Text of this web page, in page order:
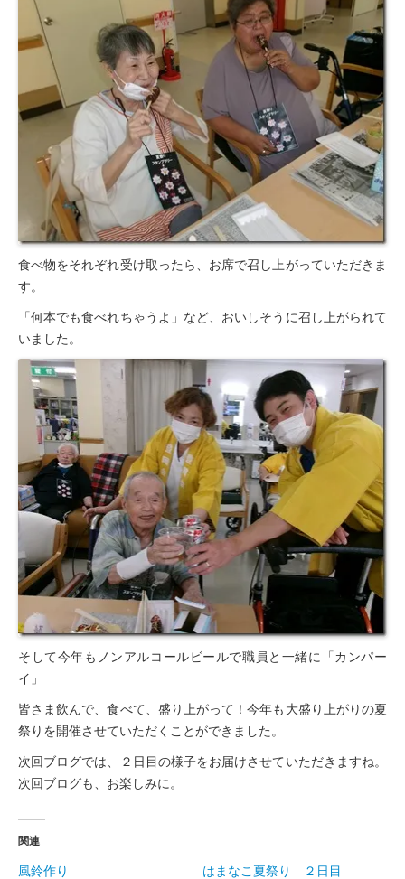
食べ物をそれぞれ受け取ったら、お席で召し上がっていただきま
す。
「何本でも食べれちゃうよ」など、おいしそうに召し上がられて
いました。
そして今年もノンアルコールビールで職員と一緒に「カンパー
イ」
皆さま飲んで、食べて、盛り上がって！今年も大盛り上がりの夏
祭りを開催させていただくことができました。
次回ブログでは、２日目の様子をお届けさせていただきますね。
次回ブログも、お楽しみに。
関連
風鈴作り
はまなこ夏祭り ２日目